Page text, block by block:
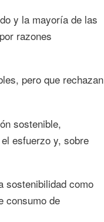
y la mayoría de las
razones
pero que rechazan
sostenible,
esfuerzo y, sobre
sostenibilidad como
consumo de